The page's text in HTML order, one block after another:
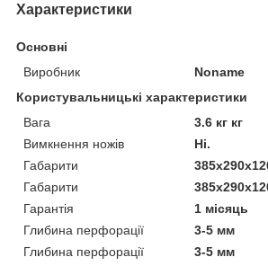
Характеристики
Основні
Виробник
Noname
Користувальницькі характеристики
Вага
3.6 кг кг
Вимкнення ножів
Ні.
Габарити
Габарити
Гарантія
1 місяць
Глибина перфорації
3-5 мм
Глибина перфорації
3-5 мм